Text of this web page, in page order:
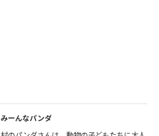
みーんなパンダ